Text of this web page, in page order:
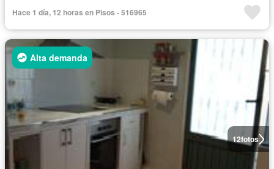
Hace 1 día, 12 horas en Pisos - 516965
12fotos
Alta demanda